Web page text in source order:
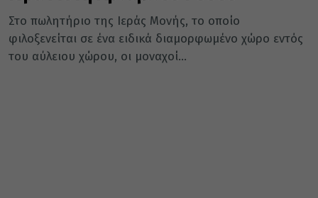
Στο πωλητήριο της Ιεράς Μονής, το οποίο
φιλοξενείται σε ένα ειδικά διαμορφωμένο χώρο εντός
του αύλειου χώρου, οι μοναχοί...